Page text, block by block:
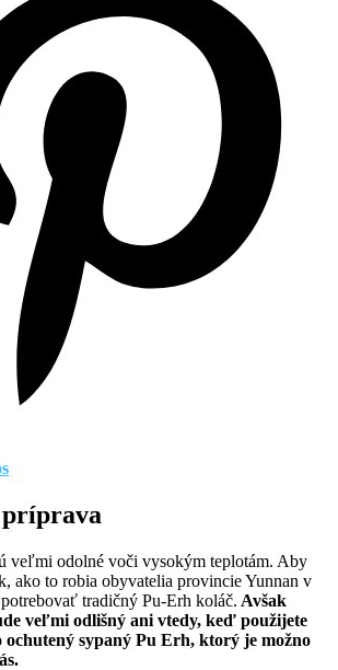
veľmi odolné voči vysokým teplotám. Aby
ako to robia obyvatelia provincie Yunnan v
tradičný Pu-Erh koláč. Avšak
veľmi odlišný ani vtedy, keď použijete
ochutený sypaný Pu Erh, ktorý je možno